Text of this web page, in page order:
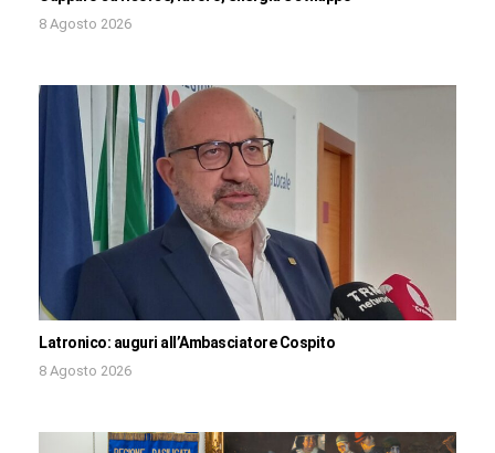
8 Agosto 2026
Latronico: auguri all’Ambasciatore Cospito
8 Agosto 2026